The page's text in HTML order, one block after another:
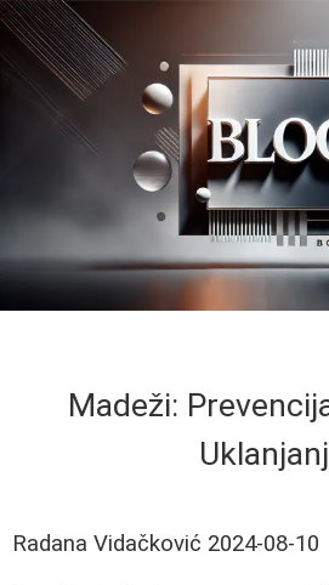
Madeži:
Radana Vidačković 2024-08-10